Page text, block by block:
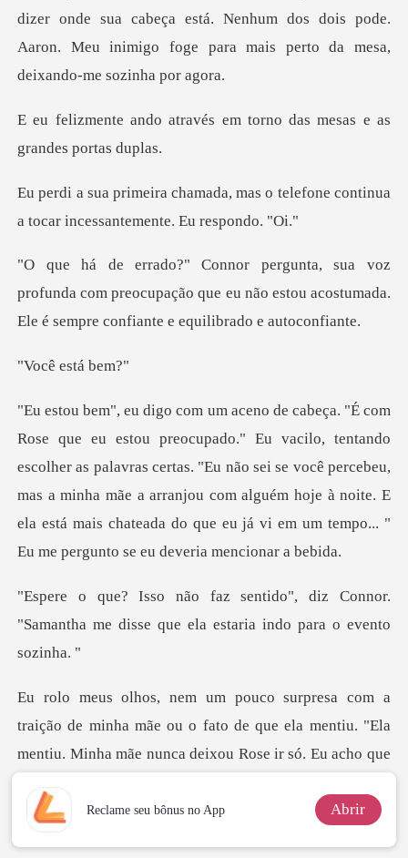
dizer onde
vés em torno das mesas e
mas o telefone continua
a tocar i
unda com preocupação que eu não estou acostumada.
E
está
scolher as palavras certas. "Eu não sei se você percebeu,
mas a minha mãe a arranjou com alguém hoje à noit
diz Connor.
"Samantha me disse que ela
ãe nunca deixou Rose ir só. Eu acho que
acreditava que vocês
Reclame seu bônus no App Abrir